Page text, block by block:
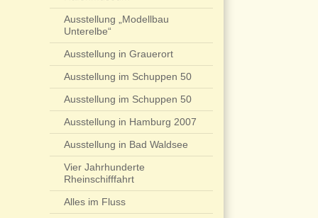
Ausstellung „Modellbau
Unterelbe“
Ausstellung in Grauerort
Ausstellung im Schuppen 50
Ausstellung im Schuppen 50
Ausstellung in Hamburg 2007
Ausstellung in Bad Waldsee
Vier Jahrhunderte
Rheinschifffahrt
Alles im Fluss